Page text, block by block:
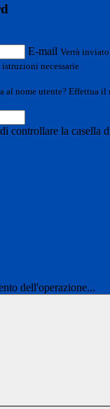
E-mail Verrà
necessarie.
al nome utente? Effettua il
controllare la casella
dell'operazione...